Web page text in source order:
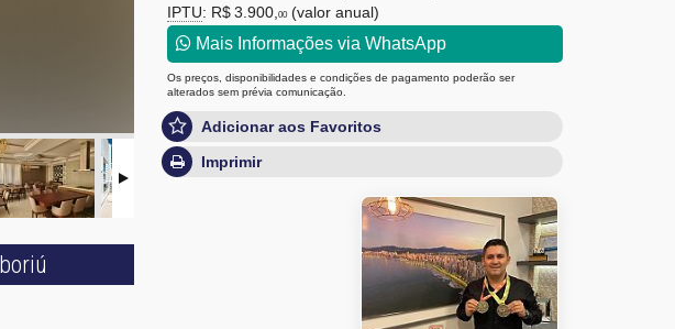
IPTU: R$ 3.900, 00 (valor anual)
Mais Informações via WhatsApp
Os preços, disponibilidades e condições de pagamento poderão ser
alterados sem prévia comunicação.
Adicionar aos Favoritos
Imprimir